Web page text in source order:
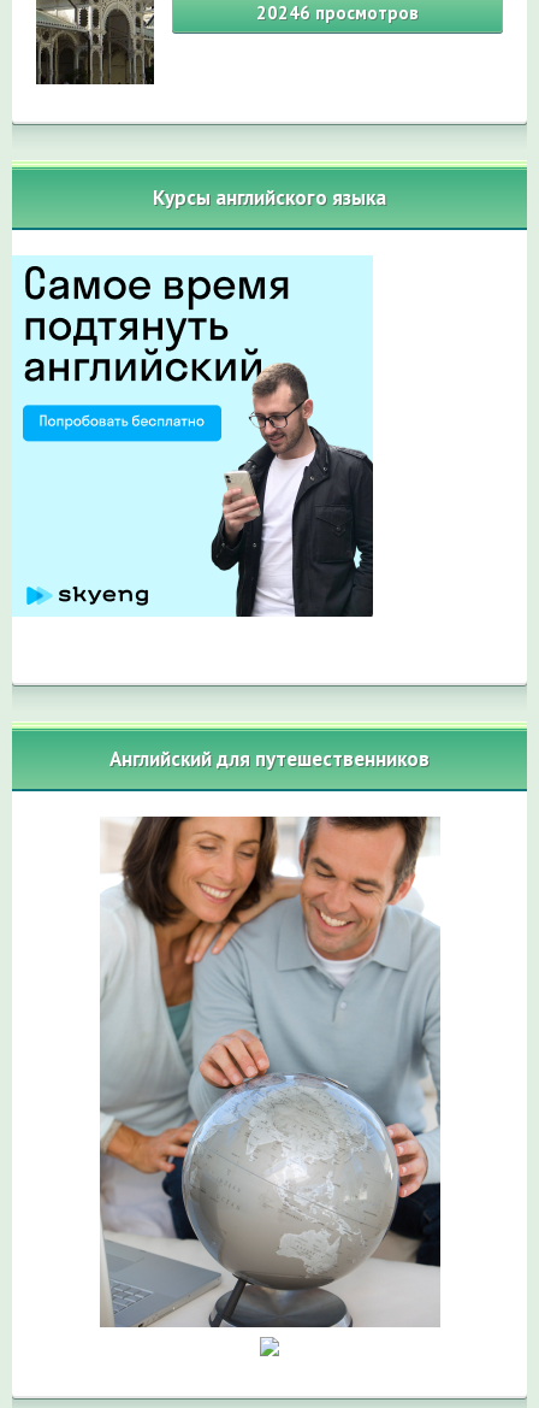
20246 просмотров
Курсы английского языка
Английский для путешественников